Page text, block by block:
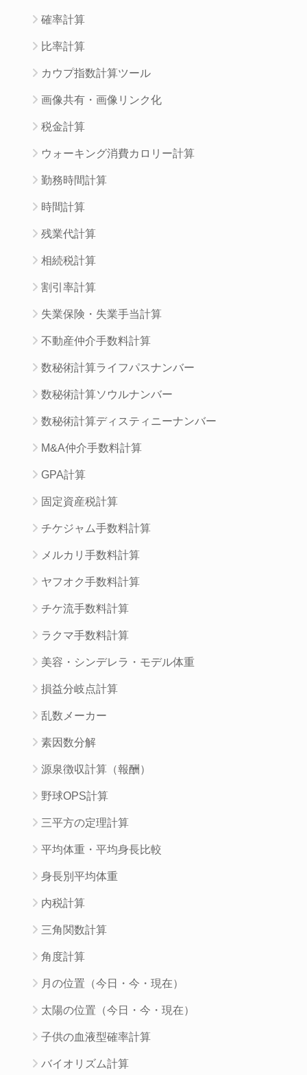
確率計算
比率計算
カウプ指数計算ツール
画像共有・画像リンク化
税金計算
ウォーキング消費カロリー計算
勤務時間計算
時間計算
残業代計算
相続税計算
割引率計算
失業保険・失業手当計算
不動産仲介手数料計算
数秘術計算ライフパスナンバー
数秘術計算ソウルナンバー
数秘術計算ディスティニーナンバー
M&A仲介手数料計算
GPA計算
固定資産税計算
チケジャム手数料計算
メルカリ手数料計算
ヤフオク手数料計算
チケ流手数料計算
ラクマ手数料計算
美容・シンデレラ・モデル体重
損益分岐点計算
乱数メーカー
素因数分解
源泉徴収計算（報酬）
野球OPS計算
三平方の定理計算
平均体重・平均身長比較
身長別平均体重
内税計算
三角関数計算
角度計算
月の位置（今日・今・現在）
太陽の位置（今日・今・現在）
子供の血液型確率計算
バイオリズム計算